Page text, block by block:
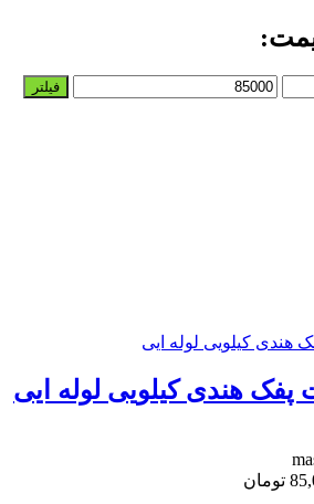
حداکثر
فیلتر
پفک هندی کیلویی لوله ایی
تومان